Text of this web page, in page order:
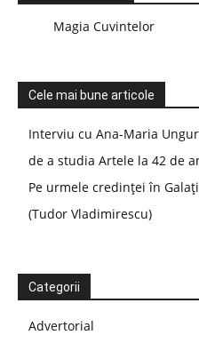
Magia Cuvintelor
Cele mai bune articole
Interviu cu Ana-Maria
de a studia Artele la 42 de
Pe urmele credinței în
(Tudor Vladimirescu)
Categorii
Advertorial